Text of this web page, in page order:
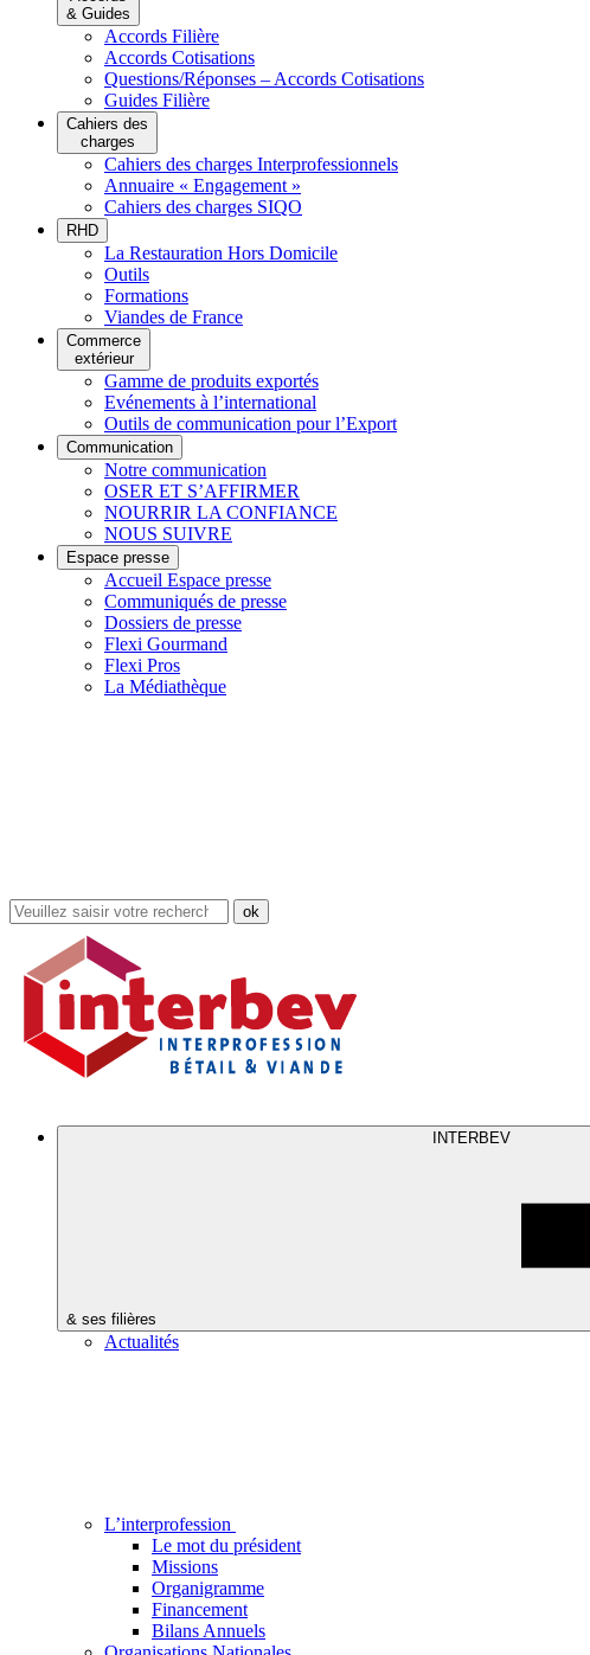
& Guides
Accords Filière
Accords Cotisations
Questions/Réponses – Accords Cotisations
Guides Filière
Cahiers des
charges
Cahiers des charges Interprofessionnels
Annuaire « Engagement »
Cahiers des charges SIQO
RHD
La Restauration Hors Domicile
Outils
Formations
Viandes de France
Commerce
extérieur
Gamme de produits exportés
Evénements à l’international
Outils de communication pour l’Export
Communication
Notre communication
OSER ET S’AFFIRMER
NOURRIR LA CONFIANCE
NOUS SUIVRE
Espace presse
Accueil Espace presse
Communiqués de presse
Dossiers de presse
Flexi Gourmand
Flexi Pros
La Médiathèque
Rechercher
dans
site
INTERBEV
& ses filières
Actualités
L’interprofession
Le mot du président
Missions
Organigramme
Financement
Bilans Annuels